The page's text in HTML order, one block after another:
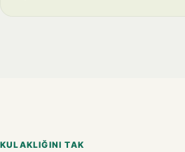
KULAKLIĞINI TAK